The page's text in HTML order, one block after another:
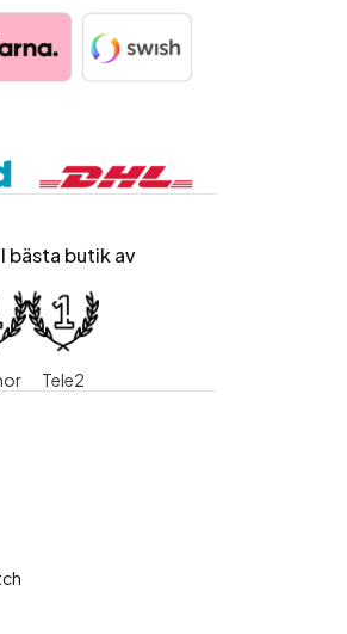
bästa butik av
Tele2